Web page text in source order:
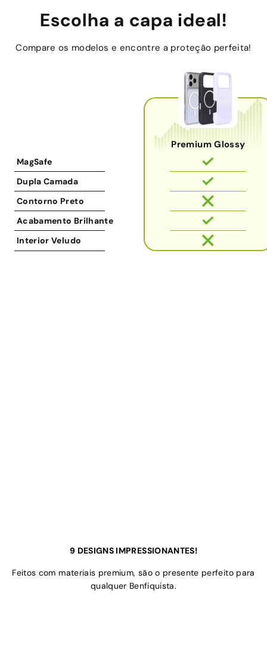
Escolha a capa ideal!
Compare os modelos e encontre a proteção perfeita!
Premium Glossy
MagSafe
Dupla Camada
Contorno Preto
Acabamento Brilhante
Interior Veludo
9 DESIGNS IMPRESSIONANTES!
Feitos com materiais premium, são o presente perfeito para
qualquer Benfiquista.